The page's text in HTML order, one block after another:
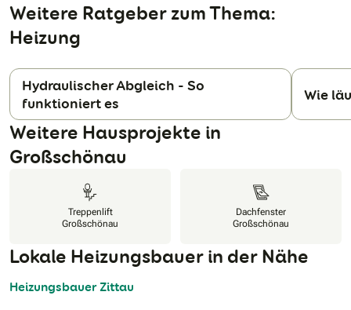
Weitere Ratgeber zum Thema:
Heizung
Hydraulischer Abgleich - So
funktioniert es
Wie
Weitere Hausprojekte in
Großschönau
Treppenlift
Großschönau
Dachfenster
Großschönau
Lokale Heizungsbauer in der Nähe
Heizungsbauer Zittau